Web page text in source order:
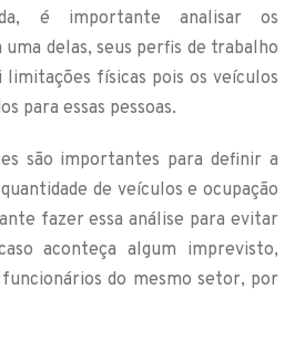
é importante analisar os
delas, seus perfis de trabalho
físicas pois os veículos
para essas pessoas.
são importantes para definir a
de veículos e ocupação
fazer essa análise para evitar
aconteça algum imprevisto,
do mesmo setor, por